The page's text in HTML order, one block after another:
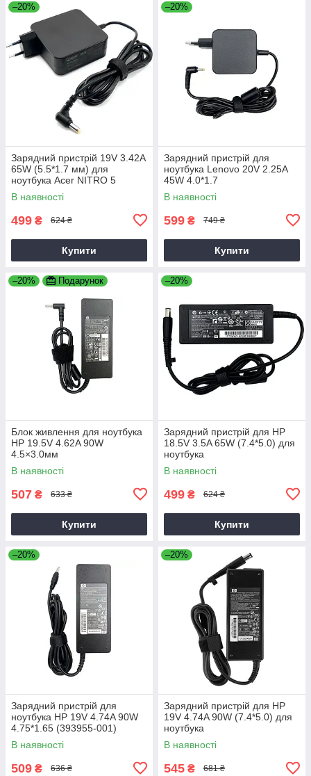
–20%
Зарядний пристрій 19V 3.42A
65W (5.5*1.7 мм) для
ноутбука Acer NITRO 5
AN515-31 65
В наявності
499 ₴ 624 ₴
Купити
–20%
Зарядний пристрій для
ноутбука Lenovo 20V 2.25A
45W 4.0*1.7
В наявності
599 ₴ 749 ₴
Купити
–20% Подарунок
Блок живлення для ноутбука
HP 19.5V 4.62A 90W
4.5×3.0мм
В наявності
507 ₴ 633 ₴
Купити
–20%
Зарядний пристрій для HP
18.5V 3.5A 65W (7.4*5.0) для
ноутбука
В наявності
499 ₴ 624 ₴
Купити
–20%
Зарядний пристрій для
ноутбука HP 19V 4.74A 90W
4.75*1.65 (393955-001)
В наявності
509 ₴ 636 ₴
–20%
Зарядний пристрій для HP
19V 4.74A 90W (7.4*5.0) для
ноутбука
В наявності
545 ₴ 681 ₴